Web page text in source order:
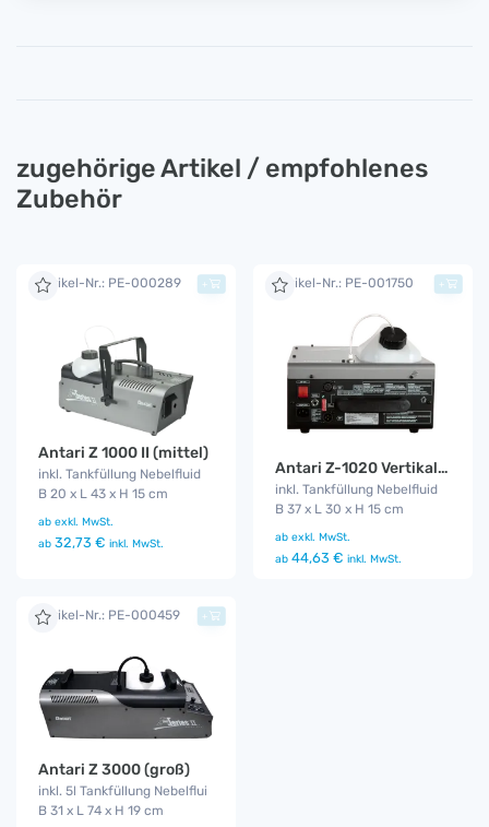
zugehörige Artikel / empfohlenes
Zubehör
Artikel-Nr.: PE-000289
Antari Z 1000 II (mittel)
inkl. Tankfüllung Nebelfluid
B 20 x L 43 x H 15 cm
ab exkl. MwSt.
ab 32,73 € inkl. MwSt.
+ Artikel-Nr.: PE-001750
Antari Z-1020 Vertikal Fog Jet
inkl. Tankfüllung Nebelfluid
B 37 x L 30 x H 15 cm
ab exkl. MwSt.
ab 44,63 € inkl. MwSt.
+
Artikel-Nr.: PE-000459
Antari Z 3000 (groß)
inkl. 5l Tankfüllung Nebelflui
B 31 x L 74 x H 19 cm
+